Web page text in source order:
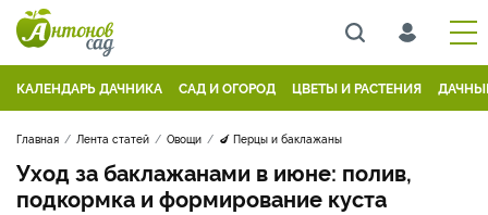
КАЛЕНДАРЬ ДАЧНИКА САД И ОГОРОД ЦВЕТЫ И РАСТЕНИЯ
Главная Лента статей Овощи 🍆 Перцы и баклажаны
Уход за баклажанами в июне: полив,
подкормка и формирование куста